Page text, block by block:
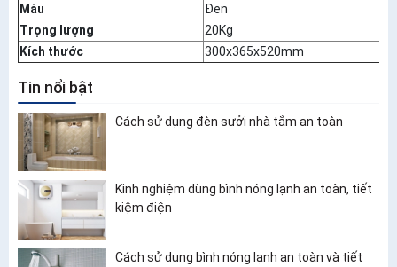
Màu
Đen
Trọng lượng
20Kg
Kích thước
300x365x520mm
Tin nổi bật
Cách sử dụng đèn sưởi nhà tắm an toàn
Kinh nghiệm dùng bình nóng lạnh an toàn, tiết
kiệm điện
Cách sử dụng bình nóng lạnh an toàn và tiết